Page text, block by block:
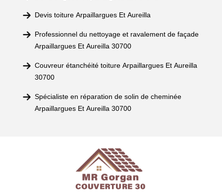
Devis toiture Arpaillargues Et Aureilla
Professionnel du nettoyage et ravalement de façade
Arpaillargues Et Aureilla 30700
Couvreur étanchéité toiture Arpaillargues Et Aureilla
30700
Spécialiste en réparation de solin de cheminée
Arpaillargues Et Aureilla 30700